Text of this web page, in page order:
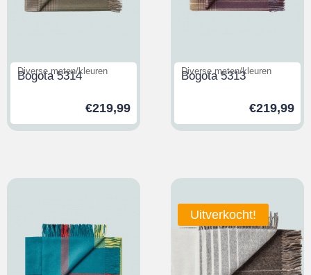
Bogota 5314
Diverse maten/kleuren
€219,99
Bogota 5313
Diverse maten/kleuren
€219,99
Uitverkocht!